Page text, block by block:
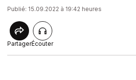
Publié: 15.09.2022 à 19:42 heures
PartagerÉcouter